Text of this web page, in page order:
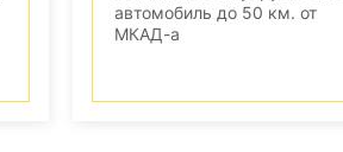
автомобиль до 50 км. от
МКАД-а